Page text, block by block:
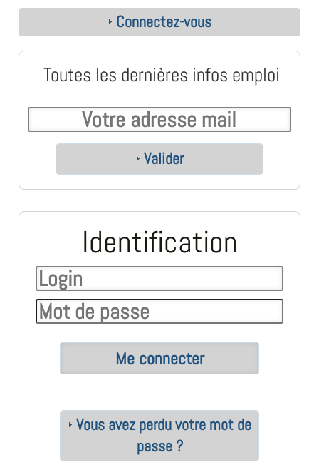
Connectez-vous
Toutes les dernières infos emploi
Valider
Identification
Vous avez perdu votre mot de
passe ?